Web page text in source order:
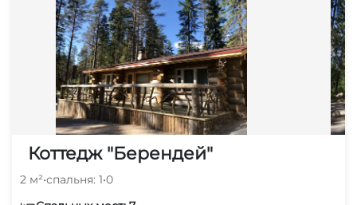
Коттедж "Берендей"
2 м²•спальня: 1•0